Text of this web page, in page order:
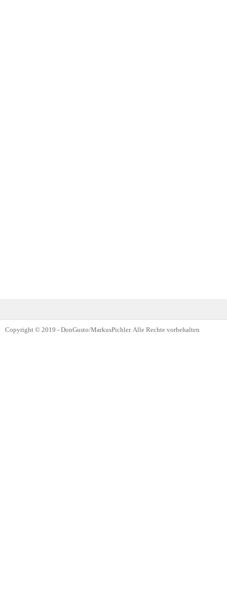
Copyright © 2019 - DonGusto/MarkusPichler. Alle Rechte vorbehalten